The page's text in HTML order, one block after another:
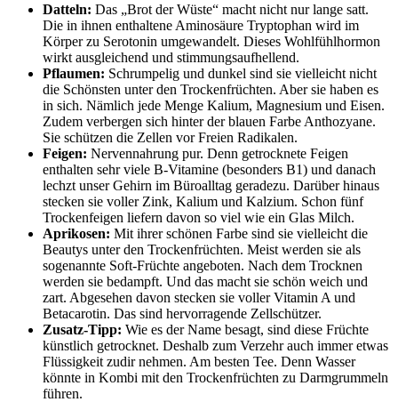
Datteln: Das „Brot der Wüste“ macht nicht nur lange satt.
Die in ihnen enthaltene Aminosäure Tryptophan wird im
Körper zu Serotonin umgewandelt. Dieses Wohlfühlhormon
wirkt ausgleichend und stimmungsaufhellend.
Pflaumen: Schrumpelig und dunkel sind sie vielleicht nicht
die Schönsten unter den Trockenfrüchten. Aber sie haben es
in sich. Nämlich jede Menge Kalium, Magnesium und Eisen.
Zudem verbergen sich hinter der blauen Farbe Anthozyane.
Sie schützen die Zellen vor Freien Radikalen.
Feigen: Nervennahrung pur. Denn getrocknete Feigen
enthalten sehr viele B-Vitamine (besonders B1) und danach
lechzt unser Gehirn im Büroalltag geradezu. Darüber hinaus
stecken sie voller Zink, Kalium und Kalzium. Schon fünf
Trockenfeigen liefern davon so viel wie ein Glas Milch.
Aprikosen: Mit ihrer schönen Farbe sind sie vielleicht die
Beautys unter den Trockenfrüchten. Meist werden sie als
sogenannte Soft-Früchte angeboten. Nach dem Trocknen
werden sie bedampft. Und das macht sie schön weich und
zart. Abgesehen davon stecken sie voller Vitamin A und
Betacarotin. Das sind hervorragende Zellschützer.
Zusatz-Tipp: Wie es der Name besagt, sind diese Früchte
künstlich getrocknet. Deshalb zum Verzehr auch immer etwas
Flüssigkeit zudir nehmen. Am besten Tee. Denn Wasser
könnte in Kombi mit den Trockenfrüchten zu Darmgrummeln
führen.